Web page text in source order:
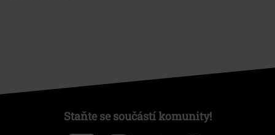
Staňte se součástí komunity!